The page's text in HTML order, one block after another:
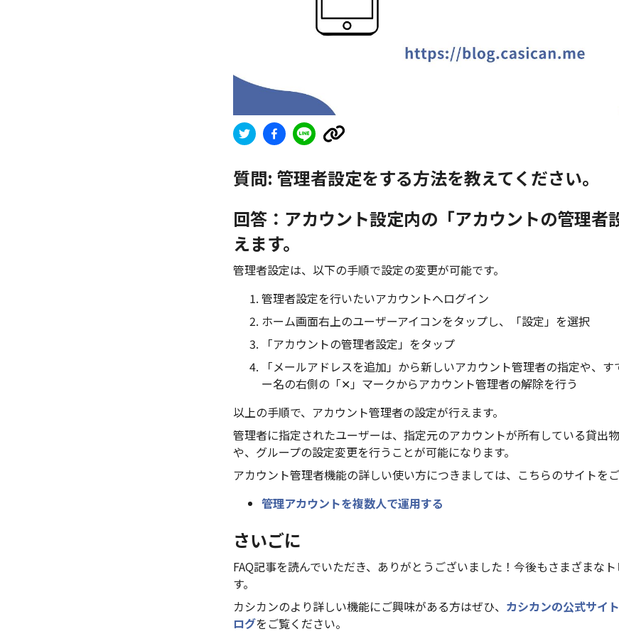
質問: 管理者設定をする方法を教えてください。
回答：アカウント設定内の「アカウントの管理者
えます。
管理者設定は、以下の手順で設定の変更が可能です。
管理者設定を行いたいアカウントへログイン
ホーム画面右上のユーザーアイコンをタップし、「設定」を選択
「アカウントの管理者設定」をタップ
「メールアドレスを追加」から新しいアカウント管理者の指定や、
ー名の右側の「✕」マークからアカウント管理者の解除を行う
以上の手順で、アカウント管理者の設定が行えます。
管理者に指定されたユーザーは、指定元のアカウントが所有している貸出
や、グループの設定変更を行うことが可能になります。
アカウント管理者機能の詳しい使い方につきましては、こちらのサイトをご
管理アカウントを複数人で運用する
さいごに
FAQ記事を読んでいただき、ありがとうございました！今後もさまざまな
す。
カシカンのより詳しい機能にご興味がある方はぜひ、 カシカンの公式サイト
ログをご覧ください。